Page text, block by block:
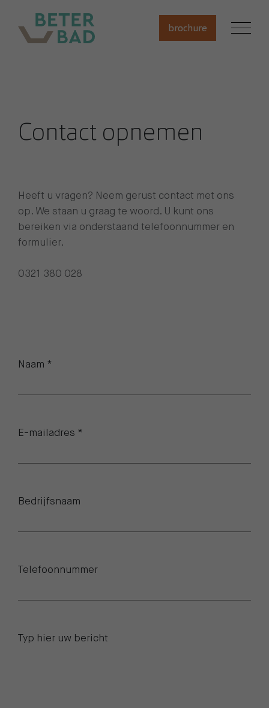
brochure
Contact opnemen
Heeft u vragen? Neem gerust contact met ons
op. We staan u graag te woord. U kunt ons
bereiken via onderstaand telefoonnummer en
formulier.
0321 380 028
Call me back by fax
Naam *
E-mailadres *
Bedrijfsnaam
Telefoonnummer
Typ hier uw bericht